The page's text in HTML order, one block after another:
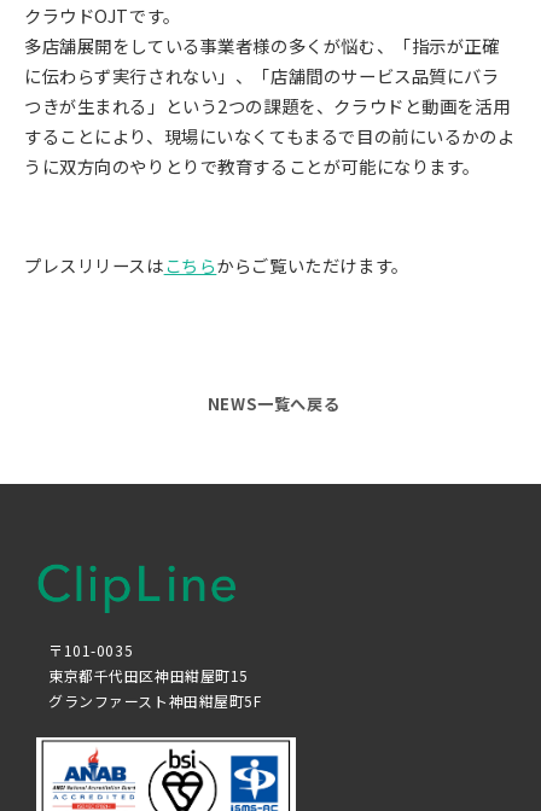
クラウドOJTです。
多店舗展開をしている事業者様の多くが悩む、「指示が正確
に伝わらず実行されない」、「店舗間のサービス品質にバラ
つきが生まれる」という2つの課題を、クラウドと動画を活用
することにより、現場にいなくてもまるで目の前にいるかのよ
うに双方向のやりとりで教育することが可能になります。
プレスリリースはこちらからご覧いただけます。
NEWS一覧へ戻る
〒101-0035
東京都千代田区神田紺屋町15
グランファースト神田紺屋町5F